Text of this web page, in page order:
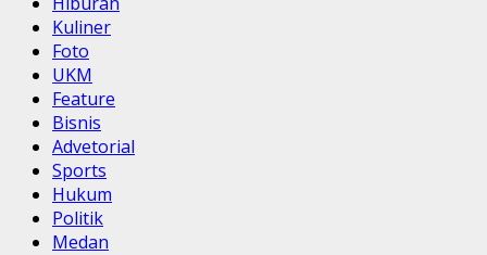
Kuliner
Foto
UKM
Feature
Bisnis
Advetorial
Sports
Hukum
Politik
Medan